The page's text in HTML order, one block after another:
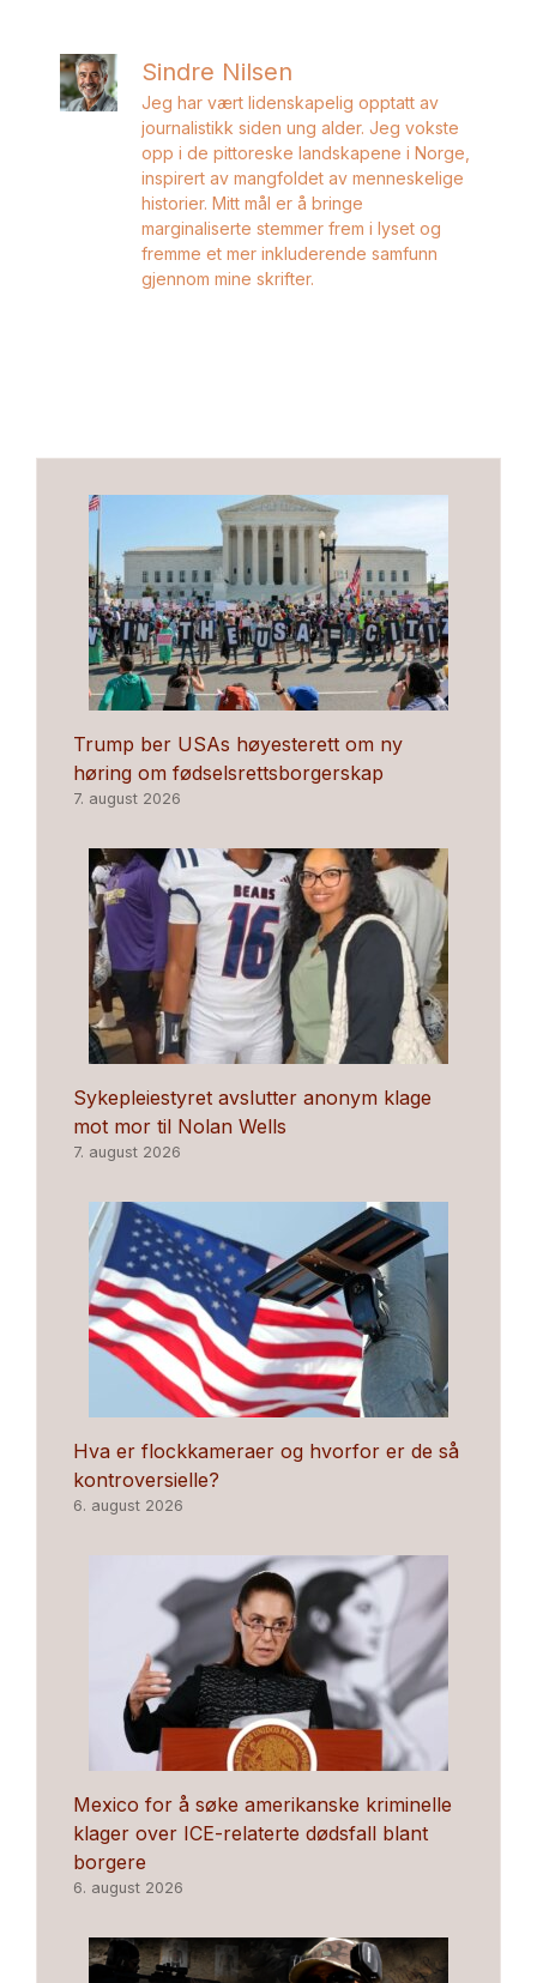
Sindre Nilsen
Jeg har vært lidenskapelig opptatt av
journalistikk siden ung alder. Jeg vokste
opp i de pittoreske landskapene i Norge,
inspirert av mangfoldet av menneskelige
historier. Mitt mål er å bringe
marginaliserte stemmer frem i lyset og
fremme et mer inkluderende samfunn
gjennom mine skrifter.
Trump ber USAs høyesterett om ny
høring om fødselsrettsborgerskap
7. august 2026
Sykepleiestyret avslutter anonym klage
mot mor til Nolan Wells
7. august 2026
Hva er flockkameraer og hvorfor er de så
kontroversielle?
6. august 2026
Mexico for å søke amerikanske kriminelle
klager over ICE-relaterte dødsfall blant
borgere
6. august 2026